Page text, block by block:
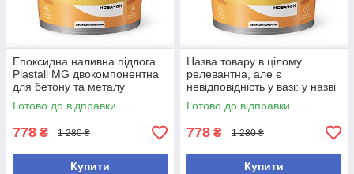
Епоксидна наливна підлога
Plastall MG двокомпонентна
для бетону та металу
Коротко, релевантно для
пошуку та містить ключові
Готово до відправки
778 ₴ 1 280 ₴
Купити
Назва товару в цілому
релевантна, але є
невідповідність у вазі: у назві
1кг, а в описі 4.5кг. Для
маркетплейсу краще лишити
Готово до відправки
778 ₴ 1 280 ₴
Купити